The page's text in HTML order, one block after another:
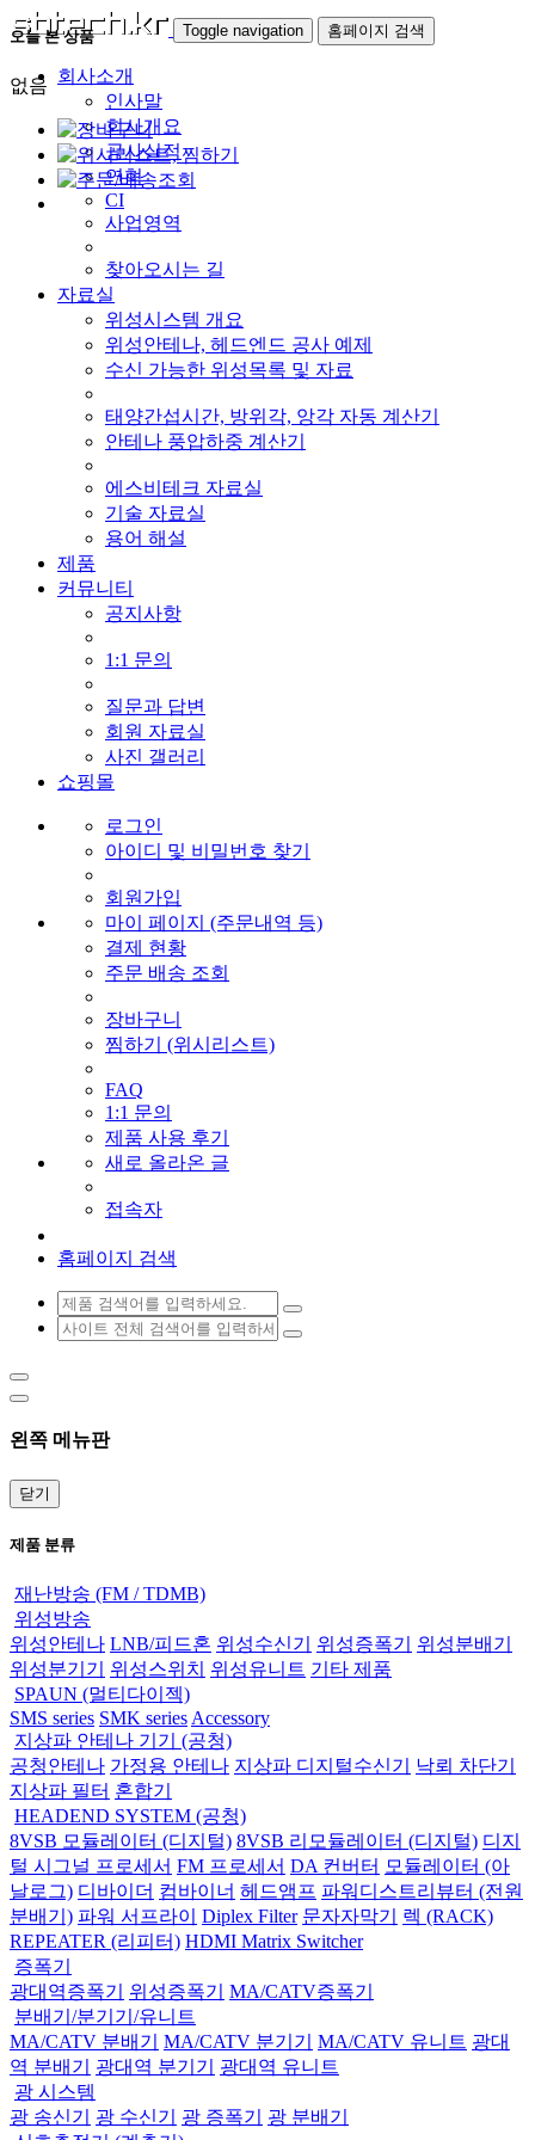
Toggle navigation 홈페이지 검색
회사소개
인사말
회사개요
공사실적
연혁
CI
사업영역
찾아오시는 길
자료실
위성시스템 개요
위성안테나, 헤드엔드 공사 예제
수신 가능한 위성목록 및 자료
태양간섭시간, 방위각, 앙각 자동 계산기
안테나 풍압하중 계산기
에스비테크 자료실
기술 자료실
용어 해설
제품
커뮤니티
공지사항
1:1 문의
질문과 답변
회원 자료실
사진 갤러리
쇼핑몰
로그인
아이디 및 비밀번호 찾기
회원가입
마이 페이지 (주문내역 등)
결제 현황
주문 배송 조회
장바구니
찜하기 (위시리스트)
FAQ
1:1 문의
제품 사용 후기
새로 올라온 글
접속자
홈페이지 검색
왼쪽 메뉴판
닫기
제품 분류
재난방송 (FM / TDMB)
위성방송
위성안테나 LNB/피드혼 위성수신기 위성증폭기
위성분배기
위성분기기
위성스위치 위성유니트 기타 제품
SPAUN (멀티다이젝)
SMS series SMK series Accessory
지상파 안테나 기기 (공청)
공청안테나 가정용 안테나 지상파 디지털수신기
낙뢰 차단기
지상파 필터 혼합기
HEADEND SYSTEM (공청)
8VSB 모듈레이터 (디지털) 8VSB 리모듈레이터 (디지털) 디지
털 시그널 프로세서 FM 프로세서 DA 컨버터 모듈레이터 (아
날로그) 디바이더 컴바이너 헤드앰프 파워디스트리뷰터 (전원
분배기) 파워 서프라이 Diplex Filter 문자자막기
렉 (RACK)
REPEATER (리피터) HDMI Matrix Switcher
증폭기
광대역증폭기
위성증폭기
MA/CATV증폭기
분배기/분기기/유니트
MA/CATV 분배기
MA/CATV 분기기 MA/CATV 유니트 광대
역 분배기
광대역 분기기
광대역 유니트
광 시스템
광 송신기
광 수신기 광 증폭기
광 분배기
오늘 본 상품
없음